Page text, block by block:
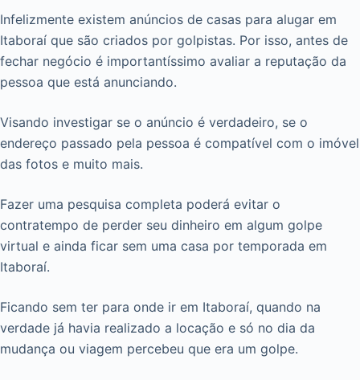
Infelizmente existem anúncios de casas para alugar em
Itaboraí que são criados por golpistas. Por isso, antes de
fechar negócio é importantíssimo avaliar a reputação da
pessoa que está anunciando.
Visando investigar se o anúncio é verdadeiro, se o
endereço passado pela pessoa é compatível com o imóvel
das fotos e muito mais.
Fazer uma pesquisa completa poderá evitar o
contratempo de perder seu dinheiro em algum golpe
virtual e ainda ficar sem uma casa por temporada em
Itaboraí.
Ficando sem ter para onde ir em Itaboraí, quando na
verdade já havia realizado a locação e só no dia da
mudança ou viagem percebeu que era um golpe.